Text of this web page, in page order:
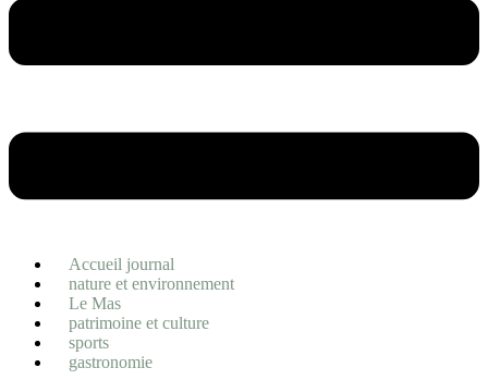
Accueil journal
nature et environnement
Le Mas
patrimoine et culture
sports
gastronomie